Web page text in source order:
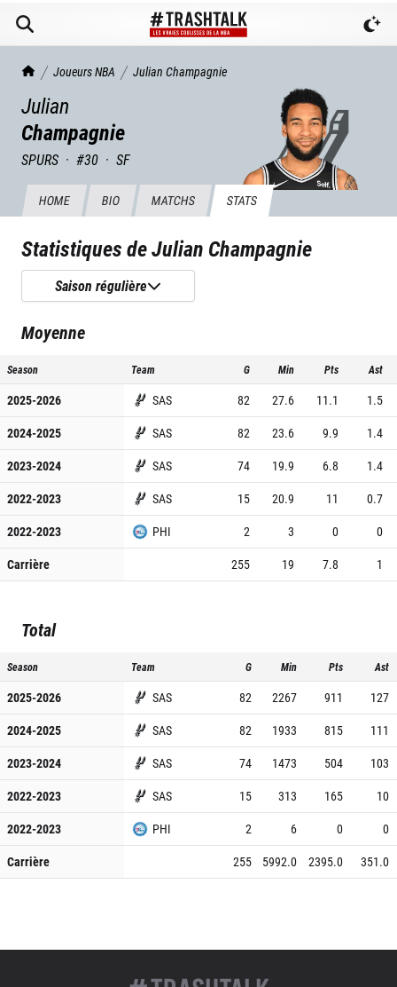
TrashTalk Actu NBA
Joueurs NBA Julian Champagnie
Julian
Champagnie
SPURS · #30 · SF
HOME BIO MATCHS STATS
Statistiques deJulian Champagnie
Saison régulière
Moyenne
Season Team G Min Pts Ast
2025-2026 SAS 82 27.6 11.1
1.5
2024-2025
SAS 82 23.6 9.9
1.4
2023-2024
SAS 74 19.9 6.8
1.4
2022-2023
SAS 15 20.9 11
0.7
2022-2023
PHI 2 3 0
0
Carrière
255 19 7.8 1
Total
Season Team G Min Pts Ast
2025-2026 SAS 82 2267 911
127
2024-2025
SAS 82 1933 815
111
2023-2024
SAS 74 1473 504
103
2022-2023
SAS 15 313 165
10
2022-2023
PHI 2 6 0
0
Carrière
255 5992.0 2395.0 351.0